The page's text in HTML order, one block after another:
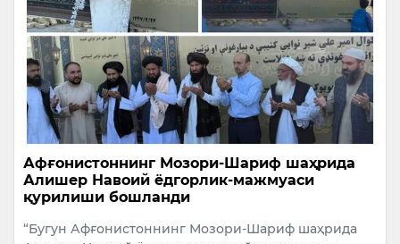
Афғонистоннинг Мозори-Шариф шаҳрида
Алишер Навоий ёдгорлик-мажмуаси
қурилиши бошланди
“Бугун Афғонистоннинг Мозори-Шариф шаҳрида